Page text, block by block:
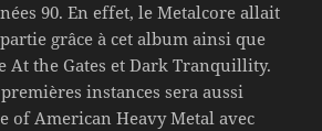
90. En effet, le Metalcore allait
grâce à cet album ainsi que
At the Gates et Dark Tranquillity.
instances sera aussi
of American Heavy Metal avec